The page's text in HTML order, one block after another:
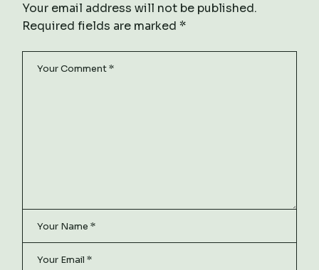
Your email address will not be published.
Required fields are marked*